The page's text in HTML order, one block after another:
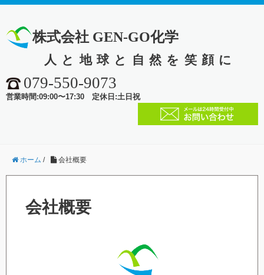
株式会社 GEN-GO化学
人と地球と自然を笑顔に
079-550-9073
営業時間:09:00〜17:30 定休日:土日祝
ホーム / 会社概要
会社概要